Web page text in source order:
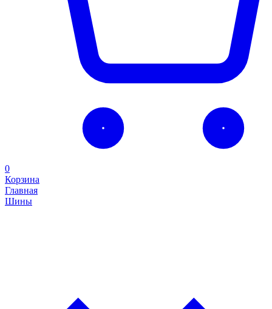
0
Корзина
Главная
Шины